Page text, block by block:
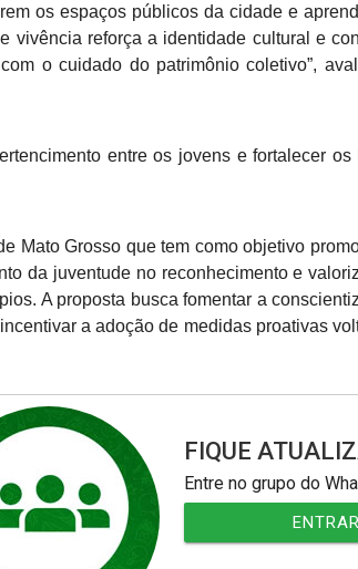
os espaços públicos da cidade e
vivência reforça a identidade cultural e
o cuidado do patrimônio coletivo”,
entre os jovens e fortalecer os
Mato Grosso que tem como objetivo
da juventude no reconhecimento e
A proposta busca fomentar a
a adoção de medidas proativas
FIQUE
Entre no grupo do